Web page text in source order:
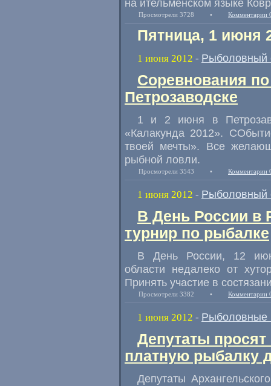
на ительменском языке
Просмотрели 3728 • Комментарии
Пятница, 1 июня
1 июня 2012 - Рыболовный
Соревнования
Петрозаводске
1 и 2 июня в
«Калакунда 2012».
твоей мечты». Все
рыбной ловли.
Просмотрели 3543 • Комментарии
1 июня 2012 - Рыболовный
В День России в
турнир по рыбалке
В День России, 12
области недалеко от
Принять участие в
Просмотрели 3382 • Комментарии
1 июня 2012 - Рыболовные
Депутаты
платную рыбалку
Депутаты